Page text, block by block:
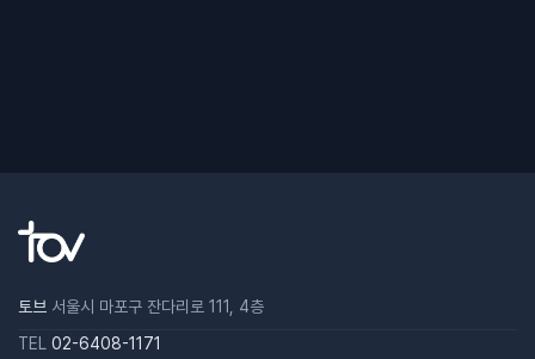
토브 서울시 마포구 잔다리로 111, 4층
TEL 02-6408-1171